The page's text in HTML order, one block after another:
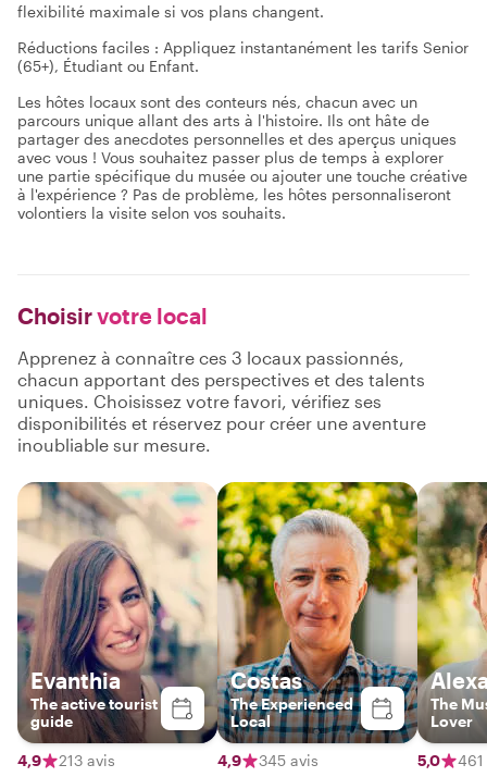
flexibilité maximale si vos plans changent.
Réductions faciles : Appliquez instantanément les tarifs Senior
(65+), Étudiant ou Enfant.
Les hôtes locaux sont des conteurs nés, chacun avec un
parcours unique allant des arts à l'histoire. Ils ont hâte de
partager des anecdotes personnelles et des aperçus uniques
avec vous ! Vous souhaitez passer plus de temps à explorer
une partie spécifique du musée ou ajouter une touche créative
à l'expérience ? Pas de problème, les hôtes personnaliseront
volontiers la visite selon vos souhaits.
Choisirvotre local
Apprenez à connaître ces 3 locaux passionnés,
chacun apportant des perspectives et des talents
uniques. Choisissez votre favori, vérifiez ses
disponibilités et réservez pour créer une aventure
inoubliable sur mesure.
Evanthia
The active tourist
guide
4,9 213 avis
Costas
The Experienced
Local
4,9 345 avis
The
Lover
5,0